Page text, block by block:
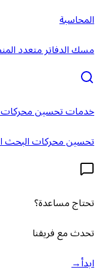
المحاسبة
مسك الدفاتر متعدد
خدمات تحسين
تحسين محركات البحث
تحتاج مساعدة؟
تحدث مع فريقنا
ابدأ→